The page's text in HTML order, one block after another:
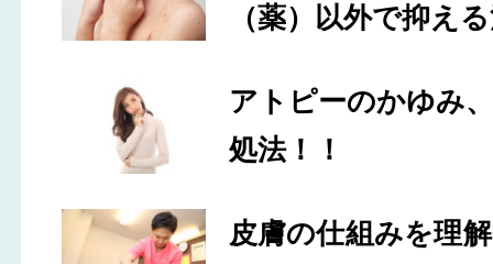
（薬）以外で抑え
アトピーのかゆみ
処法！！
皮膚の仕組みを理